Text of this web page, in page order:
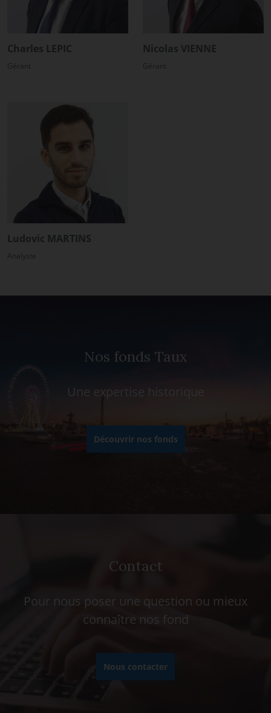
Charles LEPIC
Gérant
Nicolas VIENNE
Gérant
Ludovic MARTINS
Analyste
Nos fonds Taux
Une expertise historique
Découvrir nos fonds
Contact
Pour nous poser une question ou mieux
connaître nos fond
Nous contacter